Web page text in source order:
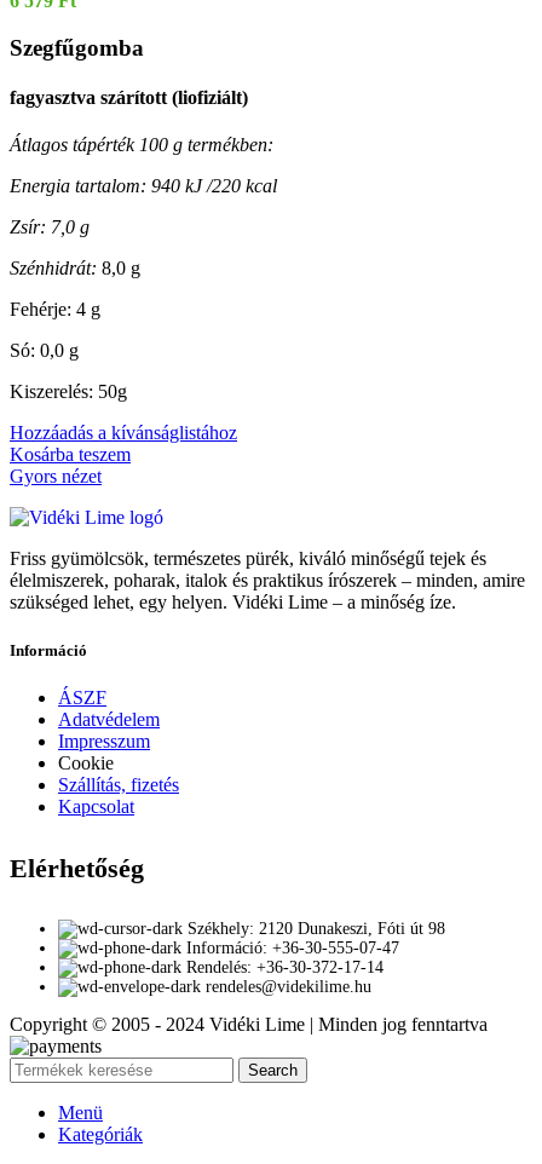
Szegfűgomba
fagyasztva szárított (liofiziált)
Átlagos tápérték 100 g termékben:
Energia tartalom: 940 kJ /220 kcal
Zsír: 7,0 g
Szénhidrát: 8,0 g
Fehérje: 4 g
Só: 0,0 g
Kiszerelés: 50g
Hozzáadás a kívánságlistához
Kosárba teszem
Gyors nézet
Friss gyümölcsök, természetes pürék, kiváló minőségű tejek és
élelmiszerek, poharak, italok és praktikus írószerek – minden, amire
szükséged lehet, egy helyen. Vidéki Lime – a minőség íze.
Információ
ÁSZF
Adatvédelem
Impresszum
Cookie
Szállítás, fizetés
Kapcsolat
Elérhetőség
Székhely: 2120 Dunakeszi, Fóti út 98
Információ: +36-30-555-07-47
Rendelés: +36-30-372-17-14
rendeles@videkilime.hu
Copyright © 2005 - 2024 Vidéki Lime | Minden jog fenntartva
Search
Menü
Kategóriák